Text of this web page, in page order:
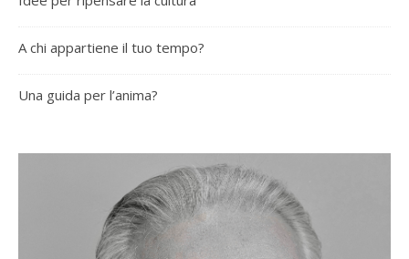
A chi appartiene il tuo tempo?
Una guida per l’anima?